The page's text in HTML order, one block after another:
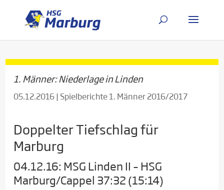
1. Männer: Niederlage in Linden
05.12.2016 | Spielberichte 1. Männer 2016/2017
Doppelter Tiefschlag für
Marburg
04.12.16: MSG Linden II – HSG
Marburg/Cappel 37:32 (15:14)